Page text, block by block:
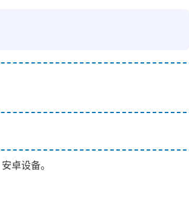
卓设备。